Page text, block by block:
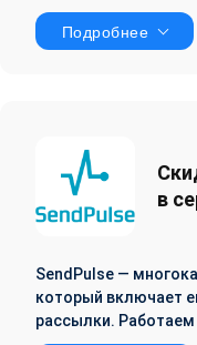
Подробнее
в
SendPulse —
который включает
рассылки. Работаем